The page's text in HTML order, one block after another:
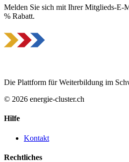
Melden Sie sich mit Ihrer Mitglieds-E-
% Rabatt.
Die Plattform für Weiterbildung im
© 2026 energie-cluster.ch
Hilfe
Kontakt
Rechtliches